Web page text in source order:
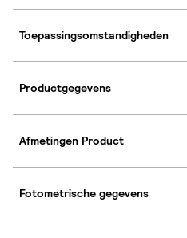
Toepassingsomstandigheden
Productgegevens
Afmetingen Product
Fotometrische gegevens